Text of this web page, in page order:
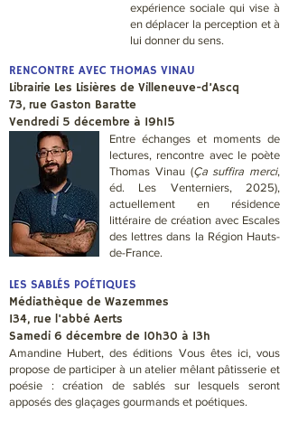
expérience sociale qui vise à
en déplacer la perception et à
lui donner du sens.
RENCONTRE AVEC THOMAS VINAU
Librairie Les Lisières de Villeneuve-d’Ascq
73, rue Gaston Baratte
Vendredi 5 décembre à 19h15
Entre échanges et moments de
lectures, rencontre avec le poète
Thomas Vinau (Ça suffira merci,
éd. Les Venterniers, 2025),
actuellement en résidence
littéraire de création avec Escales
des lettres dans la Région Hauts-
de-France.
LES SABLÉS POÉTIQUES
Médiathèque de Wazemmes
134, rue l'abbé Aerts
Samedi 6 décembre de 10h30 à 13h
Amandine Hubert, des éditions Vous êtes ici, vous
propose de participer à un atelier mêlant pâtisserie et
poésie : création de sablés sur lesquels seront
apposés des glaçages gourmands et poétiques.